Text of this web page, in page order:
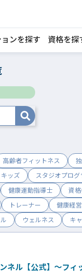
ンを探す 資格を探
高齢者フィットネス
キッズ スタジオプログ
健康運動指導士 資
トレーナー 健康経営
ウェルネス キ
ネル【公式】～フ